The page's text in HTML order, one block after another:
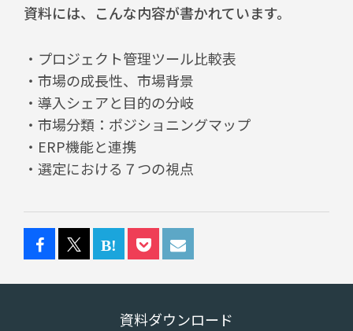
資料には、こんな内容が書かれています。
・プロジェクト管理ツール比較表
・市場の成長性、市場背景
・導入シェアと目的の分岐
・市場分類：ポジショニングマップ
・ERP機能と連携
・選定における７つの視点
資料ダウンロード